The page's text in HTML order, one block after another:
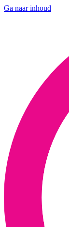
Ga naar inhoud